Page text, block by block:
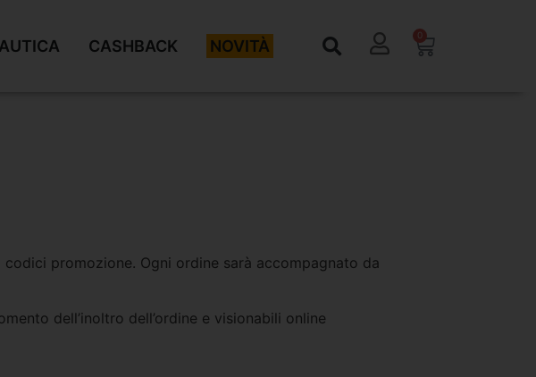
CASHBACK NOVITÀ
0
promozione. Ogni ordine sarà accompagnato da
dell’inoltro dell’ordine e visionabili online